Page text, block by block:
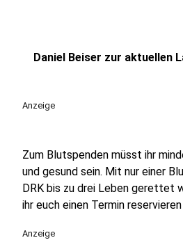
Daniel Beiser zur aktuellen
Anzeige
Zum Blutspenden müsst ihr
und gesund sein. Mit nur einer
DRK bis zu drei Leben gerettet
ihr euch einen Termin
Anzeige